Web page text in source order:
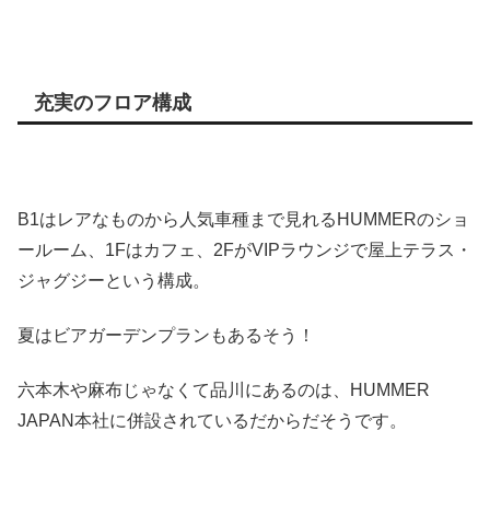
充実のフロア構成
B1はレアなものから人気車種まで見れるHUMMERのショ
ールーム、1Fはカフェ、2FがVIPラウンジで屋上テラス・
ジャグジーという構成。
夏はビアガーデンプランもあるそう！
六本木や麻布じゃなくて品川にあるのは、HUMMER
JAPAN本社に併設されているだからだそうです。